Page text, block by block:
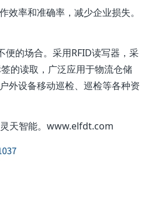
率和准确率，减少企业损失。
的场合。采用RFID读写器，采
的读取，广泛应用于物流仓储
外设备移动巡检、巡检等各种资
灵天智能。www.elfdt.com